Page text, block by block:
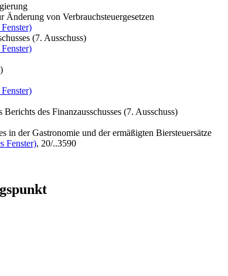
Änderung von Verbrauchsteuergesetzen
(7. Ausschuss)
des Finanzausschusses (7. Ausschuss)
in der Gastronomie und der ermäßigten Biersteuersätze
Fenster), 20/..3590